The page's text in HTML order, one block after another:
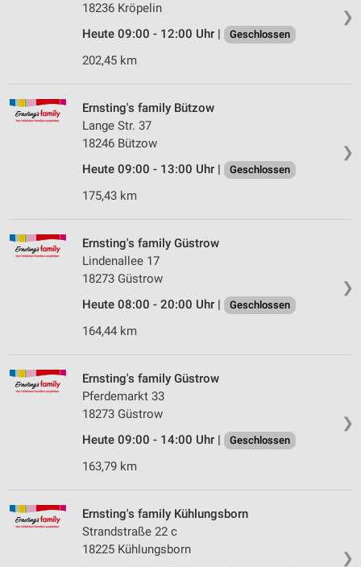
❯
18236 Kröpelin
Heute 09:00 - 12:00 Uhr |
Geschlossen
202,45 km
❯
Ernsting's family Bützow
Lange Str. 37
18246 Bützow
Heute 09:00 - 13:00 Uhr |
Geschlossen
175,43 km
❯
Ernsting's family Güstrow
Lindenallee 17
18273 Güstrow
Heute 08:00 - 20:00 Uhr |
Geschlossen
164,44 km
❯
Ernsting's family Güstrow
Pferdemarkt 33
18273 Güstrow
Heute 09:00 - 14:00 Uhr |
Geschlossen
163,79 km
❯
Ernsting's family Kühlungsborn
Strandstraße 22 c
18225 Kühlungsborn